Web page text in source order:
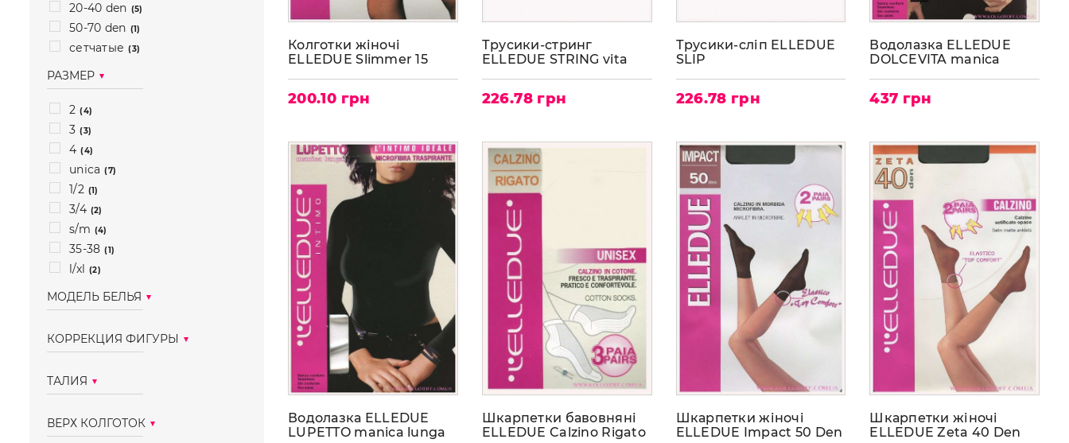
20-40 den (5)
50-70 den (1)
сетчатые (3)
РАЗМЕР
2 (4)
3 (3)
4 (4)
unica (7)
1/2 (1)
3/4 (2)
s/m (4)
35-38 (1)
l/xl (2)
МОДЕЛЬ БЕЛЬЯ
трусики-стринг (1)
трусики-слип
КОРРЕКЦИЯ ФИГУРЫ
с утяжкой
без утяжки (5)
ТАЛИЯ
классическая
заниженная
ВЕРХ КОЛГОТОК
Колготки жіночі
ELLEDUE Slimmer 15
200.10 грн
Трусики-стринг
ELLEDUE STRING vita
226.78 грн
Трусики-сліп ELLEDUE
SLIP
226.78 грн
Водолазка ELLEDUE
DOLCEVITA manica
437 грн
Водолазка ELLEDUE
LUPETTO manica lunga
Шкарпетки бавовняні
ELLEDUE Calzino Rigato
Шкарпетки жіночі
ELLEDUE Impact 50 Den
Шкарпетки жіночі
ELLEDUE Zeta 40 Den